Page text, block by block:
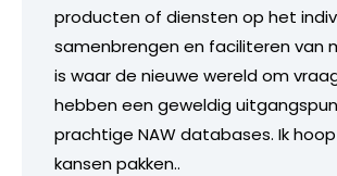
producten of diensten op het
samenbrengen en faciliteren van
is waar de nieuwe wereld om
hebben een geweldig
prachtige NAW databases. Ik
kansen pakken..